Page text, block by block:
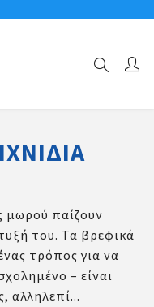
μωρού παίζουν
του. Τα βρεφικά
τρόπος για να
– είναι
αλληλεπί...